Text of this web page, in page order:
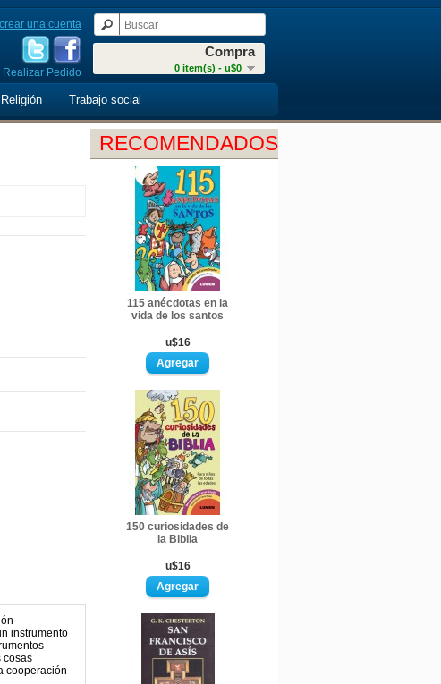
Compra
0 item(s) - u$0
crear una cuenta
Realizar Pedido
Religión Trabajo social
RECOMENDADOS
115 anécdotas en la
vida de los santos
u$16
150 curiosidades de
la Biblia
u$16
instrumento
cosas
cooperación